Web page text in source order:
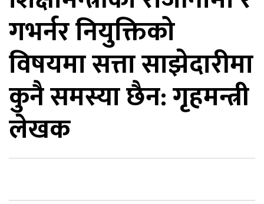
गभर्नर नियुक्तिको
विषयमा सत्ता साझेदारीमा
कुनै समस्या छैन: गृहमन्त्री
लेखक